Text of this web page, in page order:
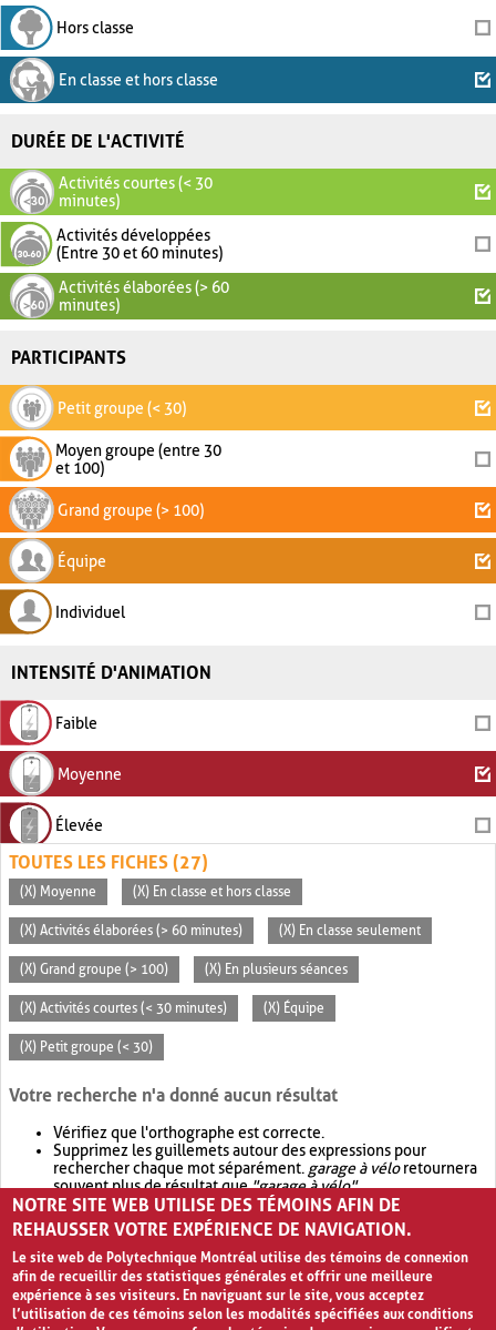
Hors classe
En classe et hors classe
DURÉE DE L'ACTIVITÉ
Activités courtes (< 30
minutes)
Activités développées
(Entre 30 et 60 minutes)
Activités élaborées (> 60
minutes)
PARTICIPANTS
Petit groupe (< 30)
Moyen groupe (entre 30
et 100)
Grand groupe (> 100)
Équipe
Individuel
INTENSITÉ D'ANIMATION
Faible
Moyenne
Élevée
TOUTES LES FICHES (27)
(X) Moyenne (X) En classe et hors classe
(X) Activités élaborées (> 60 minutes) (X) En classe seulement
(X) Grand groupe (> 100) (X) En plusieurs séances
(X) Activités courtes (< 30 minutes) (X) Équipe
(X) Petit groupe (< 30)
Votre recherche n'a donné aucun résultat
Vérifiez que l'orthographe est correcte.
Supprimez les guillemets autour des expressions pour
rechercher chaque mot séparément. garage à véloretournera
souvent plus de résultat que"garage à vélo".
Envisagez d'élargir votre recherche avec OR.garage OR vélo
retournera souvent plus de résultat quegarage à vélo
NOTRE SITE WEB UTILISE DES TÉMOINS AFIN DE
REHAUSSER VOTRE EXPÉRIENCE DE NAVIGATION.
Le site web de Polytechnique Montréal utilise des témoins de connexion
afin de recueillir des statistiques générales et offrir une meilleure
expérience à ses visiteurs. En naviguant sur le site, vous acceptez
l’utilisation de ces témoins selon les modalités spécifiées aux conditions